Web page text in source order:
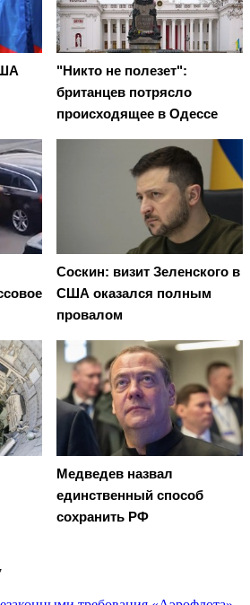
"Никто не полезет":
британцев потрясло
происходящее в Одессе
Соскин: визит Зеленского в
США оказался полным
провалом
Медведев назвал
единственный способ
сохранить РФ